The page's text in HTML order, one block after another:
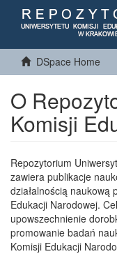
DSpace Home
O
Komisji
Repozytorium
zawiera publikacje
działalnością naukową
Edukacji Narodowej.
upowszechnienie
promowanie badań
Komisji Edukacji